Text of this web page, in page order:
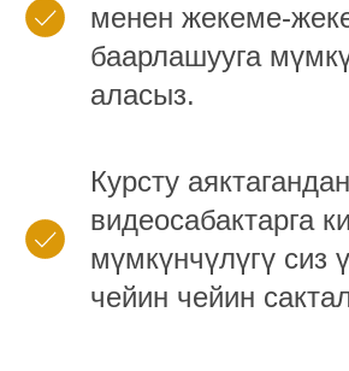
менен жекеме-
баарлашууга
аласыз.
Курсту
видеосабактарга
мүмкүнчүлүгү сиз
чейин чейин